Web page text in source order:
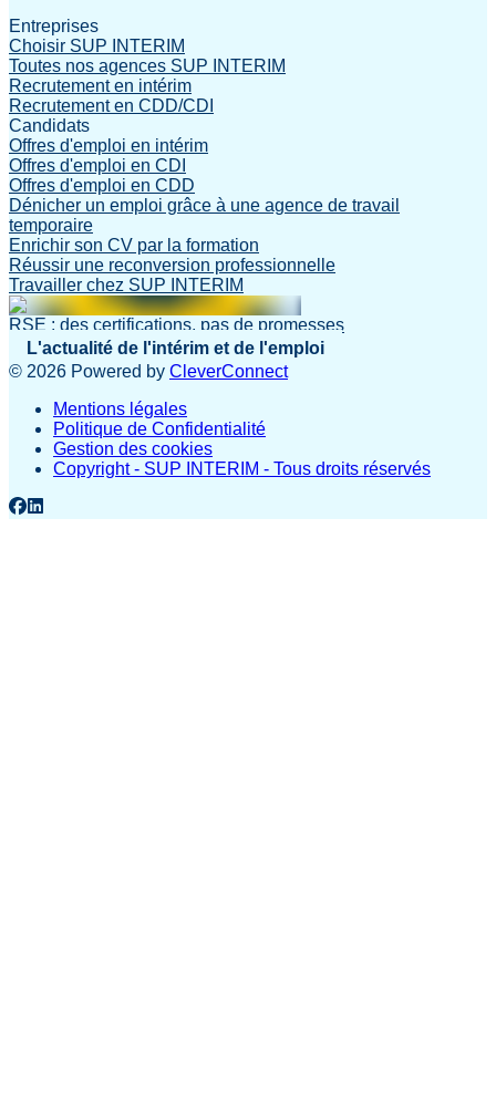
Entreprises
Choisir SUP INTERIM
Toutes nos agences SUP INTERIM
Recrutement en intérim
Recrutement en CDD/CDI
Candidats
Offres d'emploi en intérim
Offres d'emploi en CDI
Offres d'emploi en CDD
Dénicher un emploi grâce à une agence de travail
temporaire
Enrichir son CV par la formation
Réussir une reconversion professionnelle
Travailler chez SUP INTERIM
RSE : des certifications, pas de promesses
L'actualité de l'intérim et de l'emploi
© 2026 Powered by CleverConnect
Mentions légales
Politique de Confidentialité
Gestion des cookies
Copyright - SUP INTERIM - Tous droits réservés